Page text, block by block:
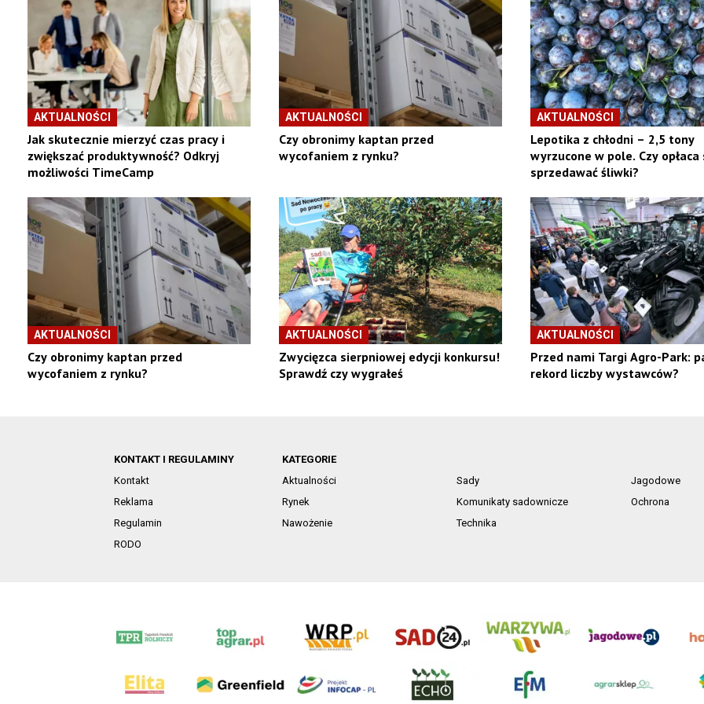
AKTUALNOŚCI
Jak skutecznie mierzyć czas pracy i
zwiększać produktywność? Odkryj
możliwości TimeCamp
AKTUALNOŚCI
Czy obronimy kaptan przed
wycofaniem z rynku?
AKTUALNOŚCI
Lepotika z chłodni – 2,5 tony
wyrzucone w pole. Czy opłaca
sprzedawać śliwki?
AKTUALNOŚCI
Czy obronimy kaptan przed
wycofaniem z rynku?
AKTUALNOŚCI
Zwycięzca sierpniowej edycji konkursu!
Sprawdź czy wygrałeś
AKTUALNOŚCI
Przed nami Targi Agro-Park:
rekord liczby wystawców?
KONTAKT I REGULAMINY
Kontakt
Reklama
Regulamin
RODO
KATEGORIE
Aktualności
Sady
Jagodowe
Rynek
Komunikaty sadownicze
Ochrona
Nawożenie
Technika